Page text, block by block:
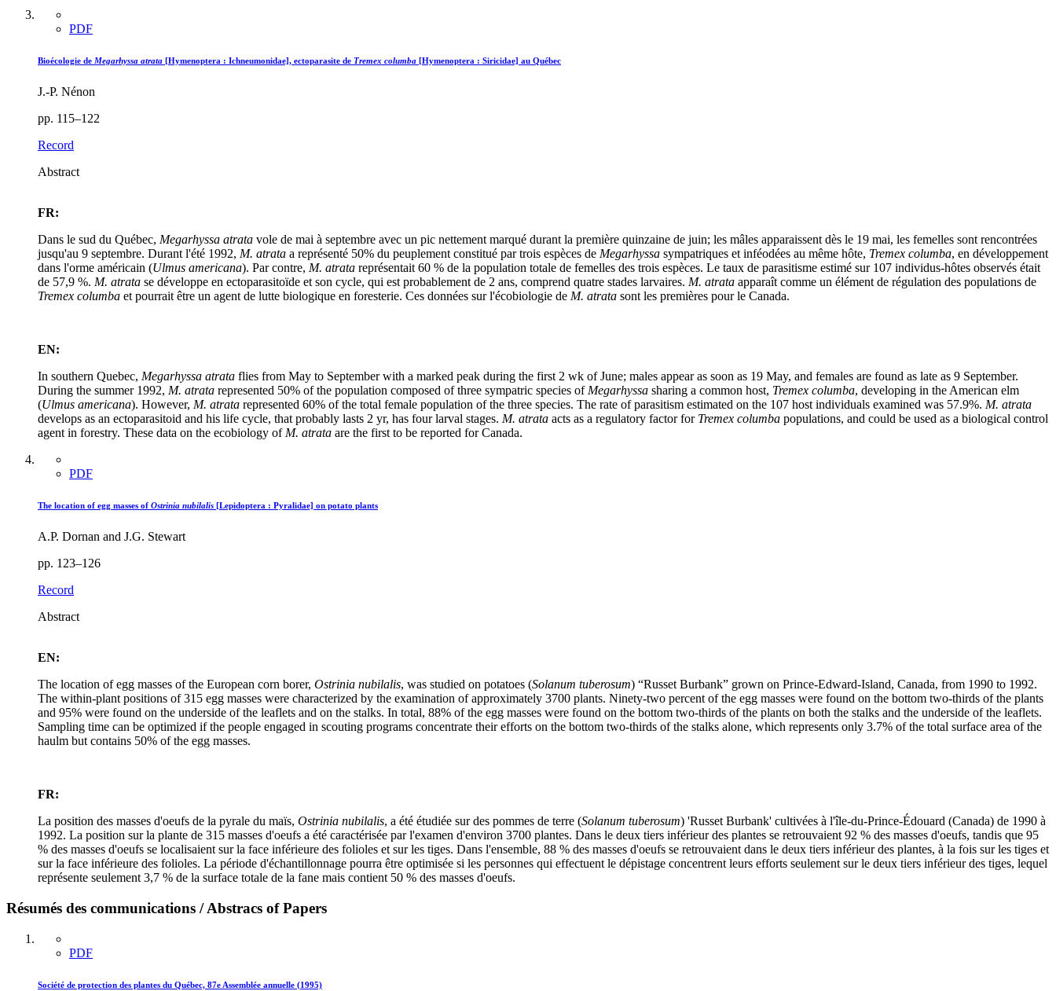
PDF
Bioécologie de Megarhyssa atrata [Hymenoptera : Ichneumonidae], ectoparasite de Tremex columba [Hymenoptera : Siricidae] au Québec
J.-P. Nénon
pp. 115–122
Record
Abstract
FR:
Dans le sud du Québec, Megarhyssa atrata vole de mai à septembre avec un pic nettement marqué durant la première quinzaine de juin; les mâles apparaissent dès le 19 mai, les femelles sont rencontrées
jusqu'au 9 septembre. Durant l'été 1992, M. atrata a représenté 50% du peuplement constitué par trois espèces de Megarhyssa sympatriques et inféodées au même hôte, Tremex columba, en développement
dans l'orme américain (Ulmus americana). Par contre, M. atrata représentait 60 % de la population totale de femelles des trois espèces. Le taux de parasitisme estimé sur 107 individus-hôtes observés était
de 57,9 %. M. atrata se développe en ectoparasitoïde et son cycle, qui est probablement de 2 ans, comprend quatre stades larvaires. M. atrata apparaît comme un élément de régulation des populations de
Tremex columba et pourrait être un agent de lutte biologique en foresterie. Ces données sur l'écobiologie de M. atrata sont les premières pour le Canada.
EN:
In southern Quebec, Megarhyssa atrata flies from May to September with a marked peak during the first 2 wk of June; males appear as soon as 19 May, and females are found as late as 9 September.
During the summer 1992, M. atrata represented 50% of the population composed of three sympatric species of Megarhyssa sharing a common host, Tremex columba, developing in the American elm
(Ulmus americana). However, M. atrata represented 60% of the total female population of the three species. The rate of parasitism estimated on the 107 host individuals examined was 57.9%. M. atrata
develops as an ectoparasitoid and his life cycle, that probably lasts 2 yr, has four larval stages. M. atrata acts as a regulatory factor for Tremex columba populations, and could be used as a biological control
agent in forestry. These data on the ecobiology of M. atrata are the first to be reported for Canada.
PDF
The location of egg masses of Ostrinia nubilalis [Lepidoptera : Pyralidae] on potato plants
A.P. Dornan and J.G. Stewart
pp. 123–126
Record
Abstract
EN:
The location of egg masses of the European corn borer, Ostrinia nubilalis, was studied on potatoes (Solanum tuberosum) “Russet Burbank” grown on Prince-Edward-Island, Canada, from 1990 to 1992.
The within-plant positions of 315 egg masses were characterized by the examination of approximately 3700 plants. Ninety-two percent of the egg masses were found on the bottom two-thirds of the plants
and 95% were found on the underside of the leaflets and on the stalks. In total, 88% of the egg masses were found on the bottom two-thirds of the plants on both the stalks and the underside of the leaflets.
Sampling time can be optimized if the people engaged in scouting programs concentrate their efforts on the bottom two-thirds of the stalks alone, which represents only 3.7% of the total surface area of the
haulm but contains 50% of the egg masses.
FR:
La position des masses d'oeufs de la pyrale du maïs, Ostrinia nubilalis, a été étudiée sur des pommes de terre (Solanum tuberosum) 'Russet Burbank' cultivées à l'île-du-Prince-Édouard (Canada) de 1990 à
1992. La position sur la plante de 315 masses d'oeufs a été caractérisée par l'examen d'environ 3700 plantes. Dans le deux tiers inférieur des plantes se retrouvaient 92 % des masses d'oeufs, tandis que 95
% des masses d'oeufs se localisaient sur la face inférieure des folioles et sur les tiges. Dans l'ensemble, 88 % des masses d'oeufs se retrouvaient dans le deux tiers inférieur des plantes, à la fois sur les tiges et
sur la face inférieure des folioles. La période d'échantillonnage pourra être optimisée si les personnes qui effectuent le dépistage concentrent leurs efforts seulement sur le deux tiers inférieur des tiges, lequel
représente seulement 3,7 % de la surface totale de la fane mais contient 50 % des masses d'oeufs.
Résumés des communications / Abstracs of Papers
PDF
Société de protection des plantes du Québec, 87e Assemblée annuelle (1995)